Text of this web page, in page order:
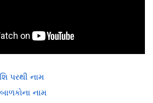
પરથી નામ
નામ